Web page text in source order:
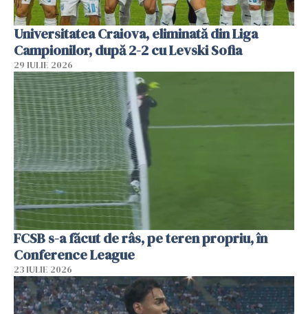
Universitatea Craiova, eliminată din Liga
Campionilor, după 2-2 cu Levski Sofia
29 IULIE 2026
FCSB s-a făcut de râs, pe teren propriu, în
Conference League
23 IULIE 2026